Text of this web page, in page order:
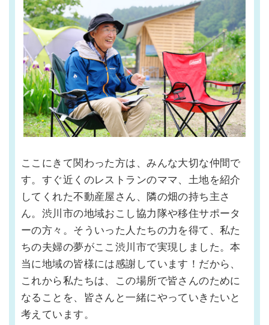
ここにきて関わった方は、みんな大切な仲間で
す。すぐ近くのレストランのママ、土地を紹介
してくれた不動産屋さん、隣の畑の持ち主さ
ん。渋川市の地域おこし協力隊や移住サポータ
ーの方々。そういった人たちの力を得て、私た
ちの夫婦の夢がここ渋川市で実現しました。本
当に地域の皆様には感謝しています！だから、
これから私たちは、この場所で皆さんのために
なることを、皆さんと一緒にやっていきたいと
考えています。